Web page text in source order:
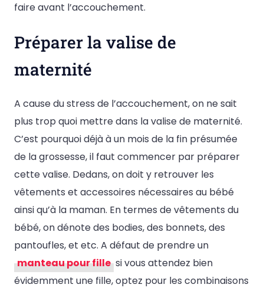
faire avant l’accouchement.
Préparer la valise de
maternité
A cause du stress de l’accouchement, on ne sait
plus trop quoi mettre dans la valise de maternité.
C’est pourquoi déjà à un mois de la fin présumée
de la grossesse, il faut commencer par préparer
cette valise. Dedans, on doit y retrouver les
vêtements et accessoires nécessaires au bébé
ainsi qu’à la maman. En termes de vêtements du
bébé, on dénote des bodies, des bonnets, des
pantoufles, et etc. A défaut de prendre un
manteau pour fille si vous attendez bien
évidemment une fille, optez pour les combinaisons